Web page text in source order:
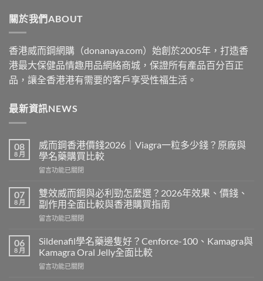
關於我們ABOUT
香港威而鋼網購（donanaya.com）始創於2005年，打造香
港最大保健品情趣用品網絡商城，保證所有產品百分百正
品，讓全香港港有需要的客戶享受性福生活。
最新資訊NEWS
08
8 月
威而鋼香港價錢2026｜Viagra一粒多少錢？原廠與
學名藥購買比較
在
而
鋼
香
港
錢
2026
Viagra
留言功能已關閉
07
8 月
雙效威而鋼與必利勁怎麼選？2026年效果、價錢、
副作用全面比較與香港購買指南
在
效
威
而
鋼
留言功能已關閉
06
8 月
Sildenafil學名藥邊隻好？Cenforce-100、Kamagra與
Kamagra Oral Jelly全面比較
在
留言功能已關閉